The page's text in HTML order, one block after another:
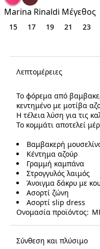
€
Marina Rinaldi Μέγεθος
15 17 19 21 23
Λεπτομέρειες
Το φόρεμα από
κεντημένο με μοτίβα
Η τέλεια λύση για τις
Το κομμάτι αποτελεί
Βαμβακερή
Κέντημα αζούρ
Γραμμή καμπάνα
Στρογγυλός λαιμός
Άνοιγμα δάκρυ με
Ασορτί ζώνη
Ασορτί slip dress
Ονομασία προϊόντος:
Σύνθεση και πλύσιμο